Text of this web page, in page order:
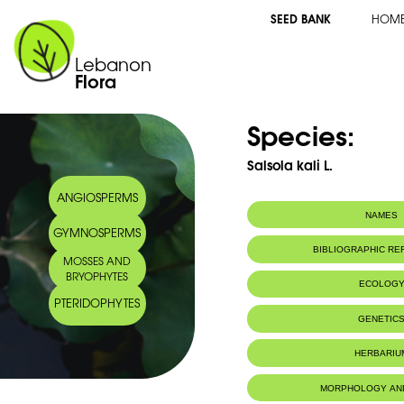
Lebanon
Flora
SEED BANK
ANGIOSPERMS
GYMNOSPERMS
MOSSES AND
BRYOPHYTES
PTERIDOPHYTES
Species:
Salsola kali L.
NAMES
BIBLIOGRAPHIC
ECOLOGY
Sables
fleuves.
MORPHOLOGY